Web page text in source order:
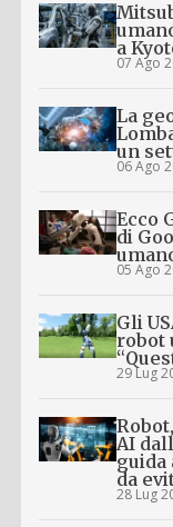
a
07 Ago
La
un
06 Ago
Ecco
di
05 Ago
Gli
robot
29 Lug
AI
da
28 Lug